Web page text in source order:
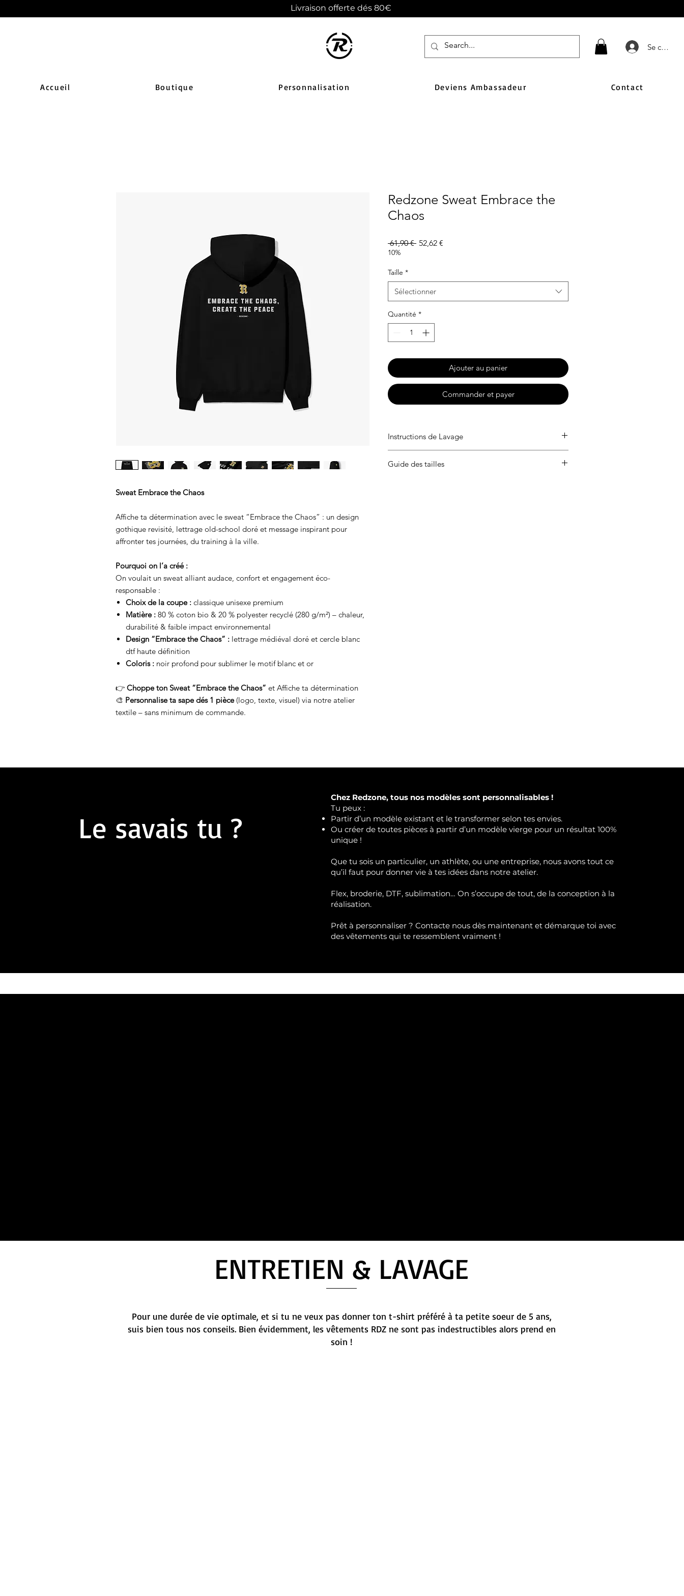
Livraison offerte dés 80€
Se
Accueil Boutique Personnalisation Deviens Ambassadeur Contact
Sweat Embrace the Chaos
Affiche ta détermination avec le sweat “Embrace the Chaos” : un design
gothique revisité, lettrage old-school doré et message inspirant pour
affronter tes journées, du training à la ville.
Pourquoi on l’a créé :
On voulait un sweat alliant audace, confort et engagement éco-
responsable :
Choix de la coupe : classique unisexe premium
Matière : 80 % coton bio & 20 % polyester recyclé (280 g/m²) – chaleur,
durabilité & faible impact environnemental
Design “Embrace the Chaos” : lettrage médiéval doré et cercle blanc
dtf haute définition
Coloris : noir profond pour sublimer le motif blanc et or
👉 Choppe ton Sweat “Embrace the Chaos” et Affiche ta détermination
🎨 Personnalise ta sape dés 1 pièce(logo, texte, visuel) via notre atelier
textile – sans minimum de commande.
Redzone Sweat Embrace the
Chaos
61,90 € Prix
52,62 €
10%
Taille *
Sélectionner
Quantité *
Ajouter au panier
Commander et payer
Instructions de Lavage
150° max. Ne pas sécher en machine.
Guide des tailles
Le savais tu ?
Chez Redzone, tous nos modèles sont personnalisables !
Tu peux :
Partir d’un modèle existant et le transformer selon tes envies.
Ou créer de toutes pièces à partir d’un modèle vierge pour un résultat 100%
unique !
Que tu sois un particulier, un athlète, ou une entreprise, nous avons tout ce
qu’il faut pour donner vie à tes idées dans notre atelier.
Flex, broderie, DTF, sublimation… On s’occupe de tout, de la conception à la
réalisation.
Prêt à personnaliser ? Contacte nous dès maintenant et démarque toi avec
des vêtements qui te ressemblent vraiment !
ENTRETIEN & LAVAGE
Pour une durée de vie optimale, et si tu ne veux pas donner ton t-shirt préféré à ta petite soeur de 5 ans,
suis bien tous nos conseils. Bien évidemment, les vêtements RDZ ne sont pas indestructibles alors prend en
soin !